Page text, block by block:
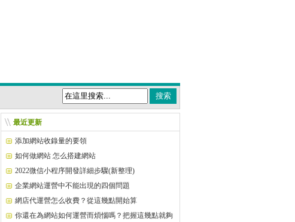
最近更新
添加網站收錄量的要領
如何做網站 怎么搭建網站
2022微信小程序開發詳細步驟(新整理)
企業網站運營中不能出現的四個問題
網店代運營怎么收費？從這幾點開始算
你還在為網站如何運營而煩惱嗎？把握這幾點就夠